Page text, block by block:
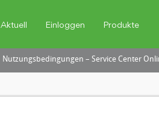
Aktuell Einloggen Produkte
Nutzungsbedingungen – Service Center